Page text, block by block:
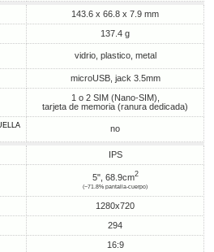
143.6 x 66.8 x 7.9 mm
137.4 g
vidrio, plastico, metal
microUSB, jack 3.5mm
1 o 2 SIM (Nano-SIM),
tarjeta de memoria (ranura dedicada)
no
IPS
5", 68.9cm2
(~71.8% pantalla-cuerpo)
1280x720
294
16:9